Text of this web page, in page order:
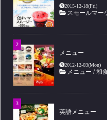
2015-12-18(Fri)
スモールマー
メニュー
2012-12-03(Mon)
メニュー /和
英語メニュー